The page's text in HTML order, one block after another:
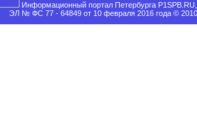
Информационный портал Петербурга
ЭЛ № ФС 77 - 64849 от 10 февраля 2016 года ©